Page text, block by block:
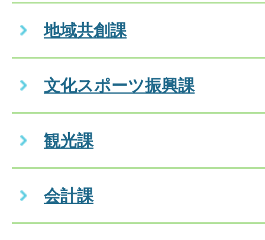
地域共創課
文化スポーツ振興課
観光課
会計課